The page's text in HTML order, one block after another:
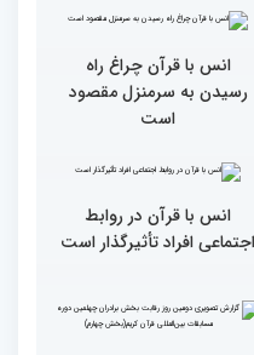
گزارش تصویری دومین روز
دوره مسابقات بین المللی
قرآن کریم (بخش اول)
از ابتهال‌خوانی بداهه در
دیدار متسابقان با
دکترخاموشی تا خوشنویسی
سومین روز مسابقات قرآن